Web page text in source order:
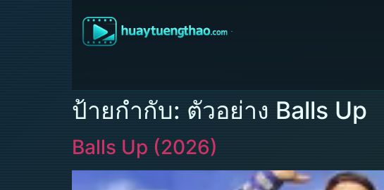
ป้ายกำกับ: ตัวอย่าง Balls Up
Balls Up (2026)